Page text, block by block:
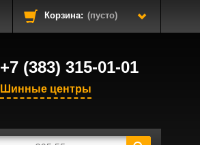
Корзина: (пусто)
+7 (383) 315-01-01
Шинные центры